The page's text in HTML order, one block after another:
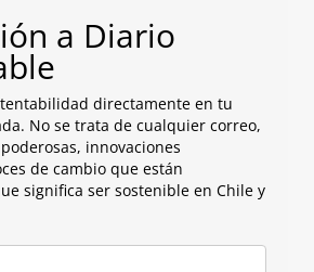
a Diario
directamente en tu
No se trata de cualquier correo,
innovaciones
de cambio que están
significa ser sostenible en Chile y